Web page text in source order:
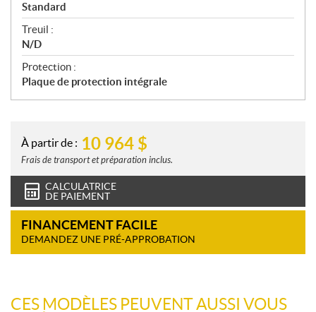
Standard
Treuil :
N/D
Protection :
Plaque de protection intégrale
À partir de : 10 964 $
Frais de transport et préparation inclus.
CALCULATRICE
DE PAIEMENT
FINANCEMENT FACILE
DEMANDEZ UNE PRÉ-APPROBATION
CES MODÈLES PEUVENT AUSSI VOUS